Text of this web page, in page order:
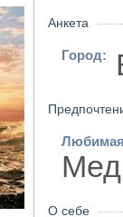
Анкета
Город:
О себе